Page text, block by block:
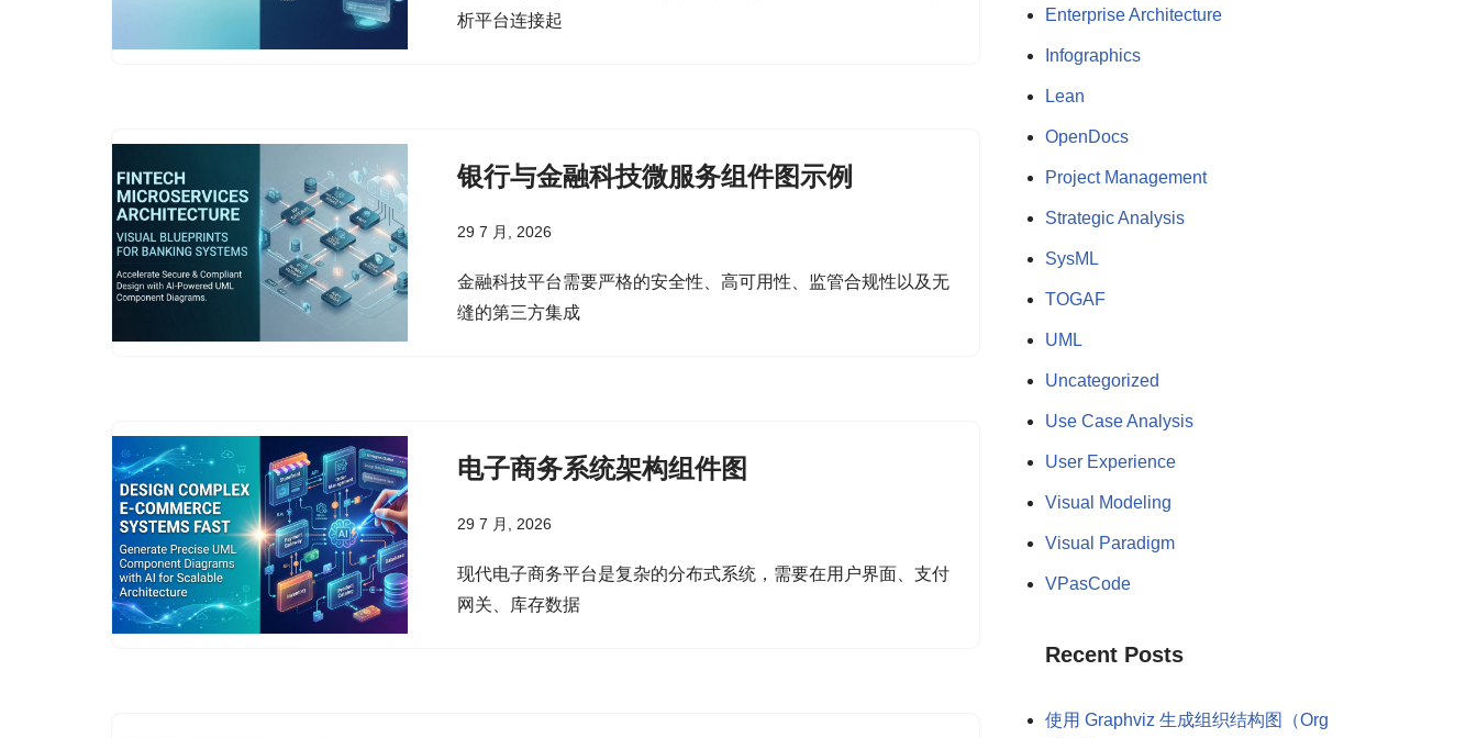
析平台连接起
银行与金融科技微服务组件图示例
29 7 月, 2026
金融科技平台需要严格的安全性、高可用性、监管合规性以及无
缝的第三方集成
电子商务系统架构组件图
29 7 月, 2026
现代电子商务平台是复杂的分布式系统，需要在用户界面、支付
网关、库存数据
Enterprise Architecture
Infographics
Lean
OpenDocs
Project Management
Strategic Analysis
SysML
TOGAF
UML
Uncategorized
Use Case Analysis
User Experience
Visual Modeling
Visual Paradigm
VPasCode
Recent Posts
使用 Graphviz 生成组织结构图（Org